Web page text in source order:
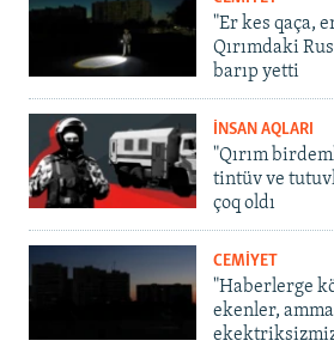
"Er kes qaça,
Qırımdaki
barıp yetti
İNSAN AQLARI
"Qırım
tintüv ve
çoq oldı
CEMİYET
"Haberlerge
ekenler,